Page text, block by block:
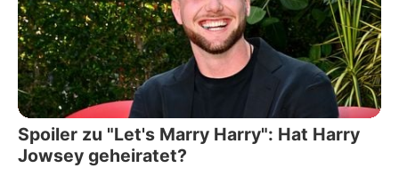
Spoiler zu "Let's Marry Harry": Hat Harry
Jowsey geheiratet?